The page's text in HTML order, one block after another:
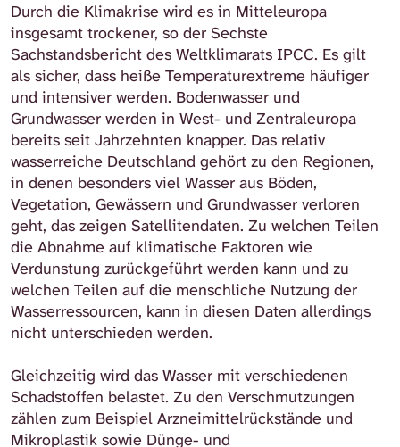
Durch die Klimakrise wird es in Mitteleuropa
insgesamt trockener, so der Sechste
Sachstandsbericht des Weltklimarats IPCC. Es gilt
als sicher, dass heiße Temperaturextreme häufiger
und intensiver werden. Bodenwasser und
Grundwasser werden in West- und Zentraleuropa
bereits seit Jahrzehnten knapper. Das relativ
wasserreiche Deutschland gehört zu den Regionen,
in denen besonders viel Wasser aus Böden,
Vegetation, Gewässern und Grundwasser verloren
geht, das zeigen Satellitendaten. Zu welchen Teilen
die Abnahme auf klimatische Faktoren wie
Verdunstung zurückgeführt werden kann und zu
welchen Teilen auf die menschliche Nutzung der
Wasserressourcen, kann in diesen Daten allerdings
nicht unterschieden werden.
Gleichzeitig wird das Wasser mit verschiedenen
Schadstoffen belastet. Zu den Verschmutzungen
zählen zum Beispiel Arzneimittelrückstände und
Mikroplastik sowie Dünge- und